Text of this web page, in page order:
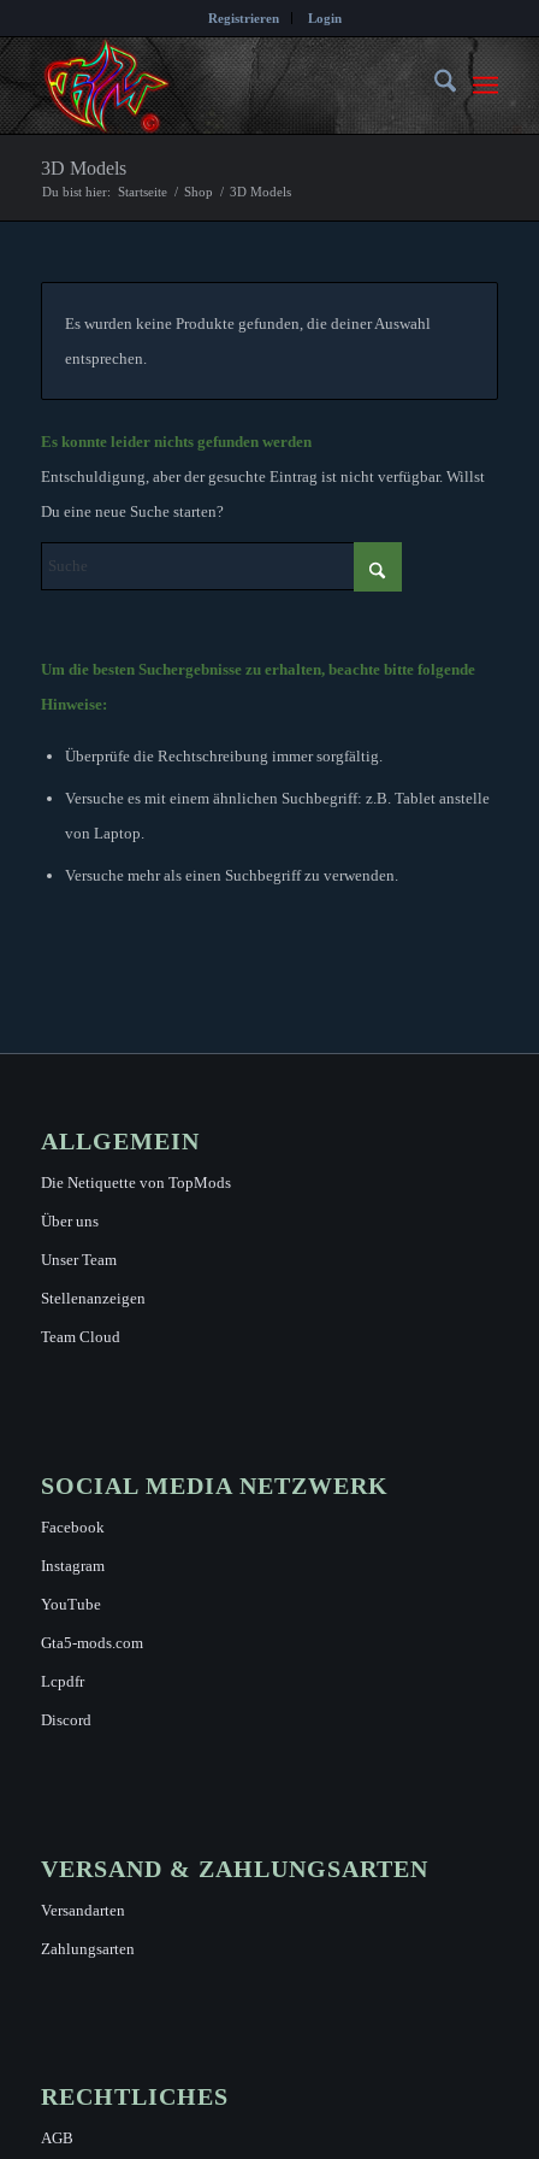
Registrieren Login
3D Models
Du bist hier: Startseite / Shop / 3D Models
Es wurden keine Produkte gefunden, die deiner Auswahl
entsprechen.
Es konnte leider nichts gefunden werden
Entschuldigung, aber der gesuchte Eintrag ist nicht verfügbar. Willst
Du eine neue Suche starten?
Um die besten Suchergebnisse zu erhalten, beachte bitte folgende
Hinweise:
Überprüfe die Rechtschreibung immer sorgfältig.
Versuche es mit einem ähnlichen Suchbegriff: z.B. Tablet anstelle
von Laptop.
Versuche mehr als einen Suchbegriff zu verwenden.
ALLGEMEIN
Die Netiquette von TopMods
Über uns
Unser Team
Stellenanzeigen
Team Cloud
SOCIAL MEDIA NETZWERK
Facebook
Instagram
YouTube
Gta5-mods.com
Lcpdfr
Discord
VERSAND & ZAHLUNGSARTEN
Versandarten
Zahlungsarten
RECHTLICHES
AGB